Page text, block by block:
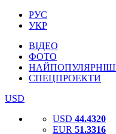
РУС
УКР
ВІДЕО
ФОТО
СПЕЦПРОЕКТИ
USD
USD 44.4320
EUR 51.3316